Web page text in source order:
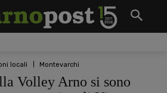
locali Montevarchi
Volley Arno si sono